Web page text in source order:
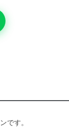
です。